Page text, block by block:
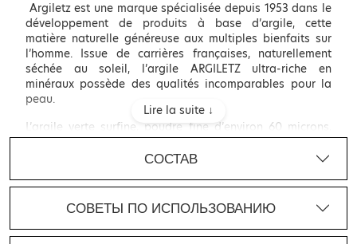
Argiletz est une marque spécialisée depuis 1953 dans le
développement de produits à base d’argile, cette
matière naturelle généreuse aux multiples bienfaits sur
l’homme. Issue de carrières françaises, naturellement
séchée au soleil, l’argile ARGILETZ ultra-riche en
minéraux possède des qualités incomparables pour la
peau.
L’argile verte surfine, poudre fine d’environ 60 microns,
s’utilise en application externe sur le visage et le corps.
Elle possède des vertus adoucissantes, purifiantes,
soin des peaux à tendance grasse.
Lire la suite ↓
СОСТАВ
СОВЕТЫ ПО ИСПОЛЬЗОВАНИЮ